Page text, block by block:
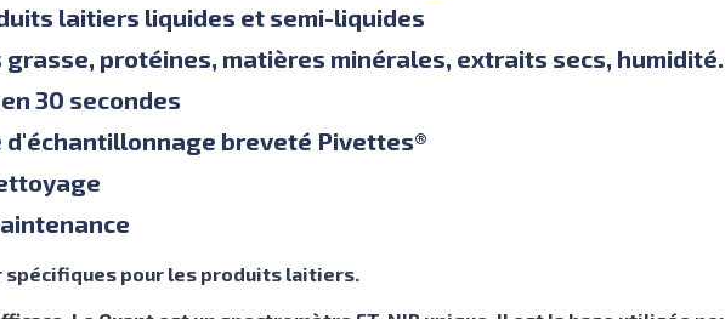
laitiers liquides et semi-liquides
grasse, protéines, matières minérales, extraits secs,
30 secondes
d'échantillonnage breveté Pivettes®
spécifiques pour les produits laitiers.